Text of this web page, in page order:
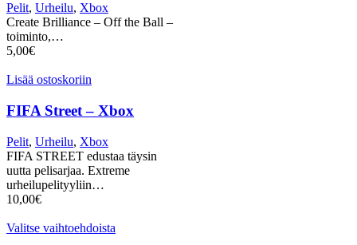
Pelit, Urheilu, Xbox
Create Brilliance – Off the Ball –
toiminto,…
5,00€
Lisää ostoskoriin
FIFA Street – Xbox
Pelit, Urheilu, Xbox
FIFA STREET edustaa täysin
uutta pelisarjaa. Extreme
urheilupelityyliin…
10,00€
Valitse vaihtoehdoista